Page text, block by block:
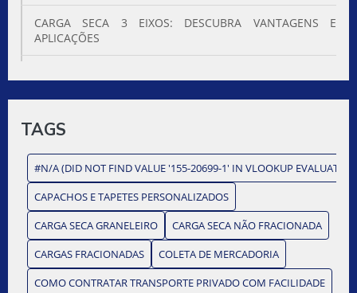
CARGA SECA 3 EIXOS: DESCUBRA VANTAGENS E
APLICAÇÕES
TRANSPORTE EFICIENTE
CARGA SECA 3 EIXOS: TUDO QUE VOCÊ PRECISA SABER
CARGA SECA CAMINHÃO É ESSENCIAL PARA
TRANSPORTE EFICIENTE. DESCUBRA COMO OTIMIZAR
SUA LOGÍSTICA E GARANTIR SEGURANÇA NO
TRANSPORTE.
CARGA SECA CAMINHÃO É ESSENCIAL PARA
TRANSPORTE EFICIENTE. DESCUBRA COMO OTIMIZAR
TAGS
#N/A (DID NOT FIND VALUE '155-20699-1' IN VLOOKUP
CAPACHOS E TAPETES PERSONALIZADOS
CARGA SECA GRANELEIRO
CARGA SECA NÃO FRACIONADA
CARGAS FRACIONADAS
COLETA DE MERCADORIA
COMO CONTRATAR TRANSPORTE PRIVADO COM FACILIDADE